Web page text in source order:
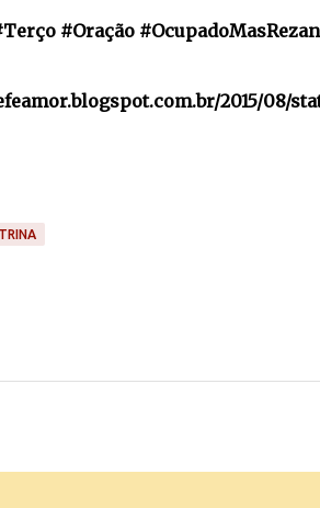
#Oração
2015/08/